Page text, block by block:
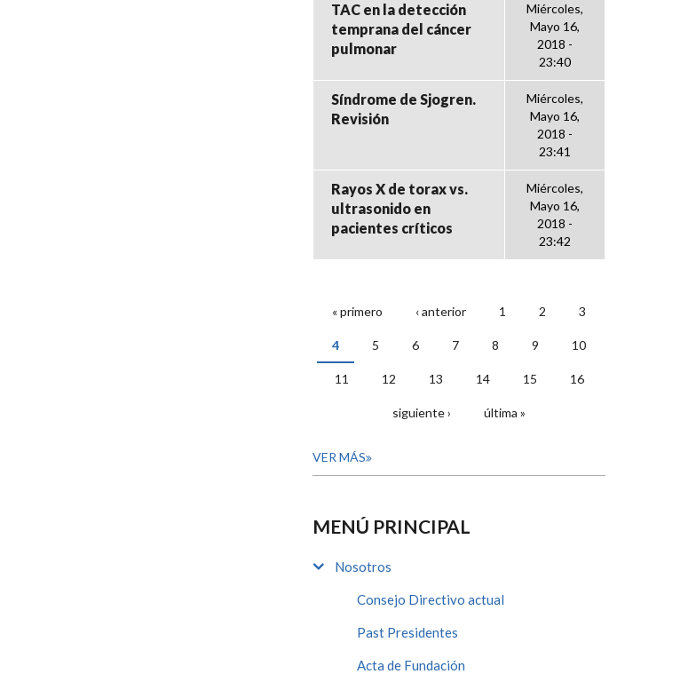
TAC en la detección
temprana del cáncer
pulmonar
Miércoles,
Mayo 16,
2018 -
23:40
Síndrome de Sjogren.
Revisión
Miércoles,
Mayo 16,
2018 -
23:41
Rayos X de torax vs.
ultrasonido en
pacientes críticos
Miércoles,
Mayo 16,
2018 -
23:42
PÁGINAS
« primero ‹ anterior 1 2 3
4 5 6 7 8 9 10
11 12 13 14 15 16
siguiente › última »
VER MÁS
MENÚ PRINCIPAL
Nosotros
Consejo Directivo actual
Past Presidentes
Acta de Fundación